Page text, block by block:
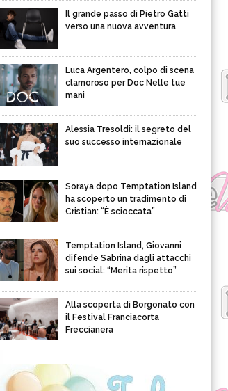
Il grande passo di Pietro Gatti
verso una nuova avventura
Luca Argentero, colpo di scena
clamoroso per Doc Nelle tue
mani
Alessia Tresoldi: il segreto del
suo successo internazionale
Soraya dopo Temptation Island
ha scoperto un tradimento di
Cristian: “È scioccata”
Temptation Island, Giovanni
difende Sabrina dagli attacchi
sui social: “Merita rispetto”
Alla scoperta di Borgonato con
il Festival Franciacorta
Freccianera